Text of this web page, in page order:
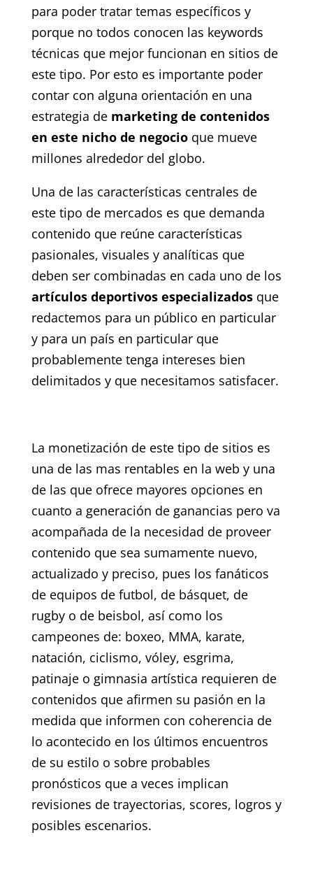
para poder tratar temas específicos y
porque no todos conocen las keywords
técnicas que mejor funcionan en sitios de
este tipo. Por esto es importante poder
contar con alguna orientación en una
estrategia de marketing de contenidos
en este nicho de negocio que mueve
millones alrededor del globo.
Una de las características centrales de
este tipo de mercados es que demanda
contenido que reúne características
pasionales, visuales y analíticas que
deben ser combinadas en cada uno de los
artículos deportivos especializados que
redactemos para un público en particular
y para un país en particular que
probablemente tenga intereses bien
delimitados y que necesitamos satisfacer.
La monetización de este tipo de sitios es
una de las mas rentables en la web y una
de las que ofrece mayores opciones en
cuanto a generación de ganancias pero va
acompañada de la necesidad de proveer
contenido que sea sumamente nuevo,
actualizado y preciso, pues los fanáticos
de equipos de futbol, de básquet, de
rugby o de beisbol, así como los
campeones de: boxeo, MMA, karate,
natación, ciclismo, vóley, esgrima,
patinaje o gimnasia artística requieren de
contenidos que afirmen su pasión en la
medida que informen con coherencia de
lo acontecido en los últimos encuentros
de su estilo o sobre probables
pronósticos que a veces implican
revisiones de trayectorias, scores, logros y
posibles escenarios.